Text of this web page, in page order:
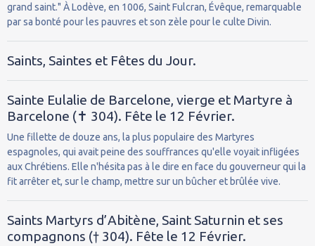
grand saint." À Lodève, en 1006, Saint Fulcran, Évêque, remarquable
par sa bonté pour les pauvres et son zèle pour le culte Divin.
Saints, Saintes et Fêtes du Jour.
Sainte Eulalie de Barcelone, vierge et Martyre à
Barcelone (✝ 304). Fête le 12 Février.
Une fillette de douze ans, la plus populaire des Martyres
espagnoles, qui avait peine des souffrances qu'elle voyait infligées
aux Chrétiens. Elle n'hésita pas à le dire en face du gouverneur qui la
fit arrêter et, sur le champ, mettre sur un bûcher et brûlée vive.
Saints Martyrs d’Abitène, Saint Saturnin et ses
compagnons († 304). Fête le 12 Février.